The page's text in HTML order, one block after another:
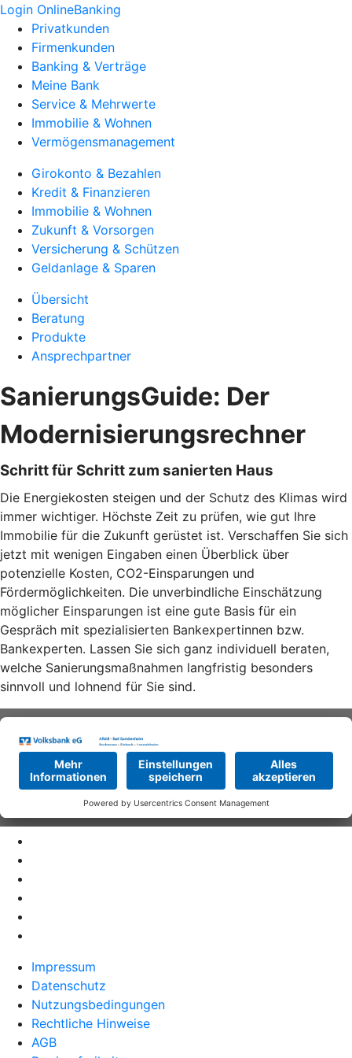
Login OnlineBanking
Privatkunden
Firmenkunden
Banking & Verträge
Meine Bank
Service & Mehrwerte
Immobilie & Wohnen
Vermögensmanagement
Girokonto & Bezahlen
Kredit & Finanzieren
Immobilie & Wohnen
Zukunft & Vorsorgen
Versicherung & Schützen
Geldanlage & Sparen
Übersicht
Beratung
Produkte
Ansprechpartner
SanierungsGuide: Der
Modernisierungsrechner
Schritt für Schritt zum sanierten Haus
Die Energiekosten steigen und der Schutz des Klimas wird
immer wichtiger. Höchste Zeit zu prüfen, wie gut Ihre
Immobilie für die Zukunft gerüstet ist. Verschaffen Sie sich
jetzt mit wenigen Eingaben einen Überblick über
potenzielle Kosten, CO2-Einsparungen und
Fördermöglichkeiten. Die unverbindliche Einschätzung
möglicher Einsparungen ist eine gute Basis für ein
Gespräch mit spezialisierten Bankexpertinnen bzw.
Bankexperten. Lassen Sie sich ganz individuell beraten,
welche Sanierungsmaßnahmen langfristig besonders
sinnvoll und lohnend für Sie sind.
Impressum
Datenschutz
Nutzungsbedingungen
Rechtliche Hinweise
AGB